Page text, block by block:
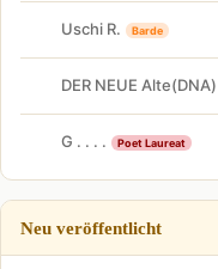
Uschi R. Barde
DER NEUE Alte(DNA)
G . . . . Poet Laureat
Neu veröffentlicht